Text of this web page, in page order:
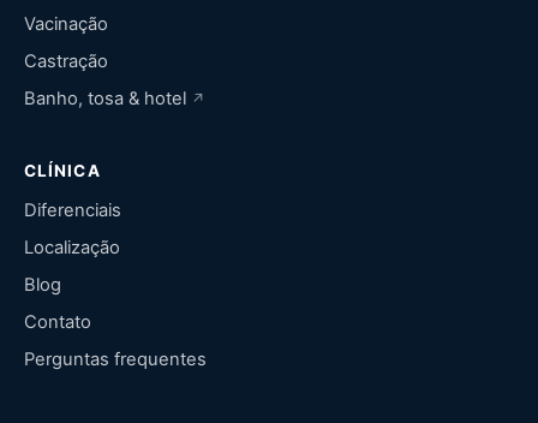
Vacinação
Castração
Banho, tosa & hotel
CLÍNICA
Diferenciais
Localização
Blog
Contato
Perguntas frequentes